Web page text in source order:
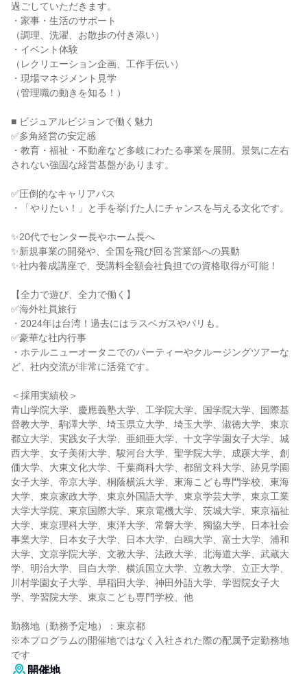
過ごしていただきます。
・家事・生活のサポート
（調理、洗濯、お散歩の付き添い）
・イベント体験
（レクリエーション企画、工作手伝い）
・現場マネジメント見学
（管理職の動きを知る！）
■ ビジュアルビジョンで働く魅力
✅多角経営の安定感
・教育・福祉・不動産など多岐にわたる事業を展開。景気に左右
されない強固な経営基盤があります。
✅圧倒的なキャリアパス
・「やりたい！」と手を挙げた人にチャンスを与える文化です。
✨20代でセンター長やホーム長へ
✨新規事業の開発や、全国を飛び回る営業部への異動
✨社内養成講座で、受講料全額会社負担での資格取得が可能！
【全力で遊び、全力で働く】
✅海外社員旅行
・2024年は台湾！過去にはラスベガスやパリも。
✅豪華な社内行事
・ホテルニューオータニでのパーティーやクルージングツアーな
ど、社内交流が非常に活発です。
＜採用実績校＞
青山学院大学、慶應義塾大学、工学院大学、国学院大学、国際基
督教大学、駒澤大学、埼玉県立大学、埼玉大学、淑徳大学、東京
都立大学、実践女子大学、亜細亜大学、十文字学園女子大学、城
西大学、女子美術大学、駿河台大学、聖学院大学、成蹊大学、創
価大学、大東文化大学、千葉商科大学、都留文科大学、跡見学園
女子大学、帝京大学、桐蔭横浜大学、東海こども専門学校、東海
大学、東京家政大学、東京外国語大学、東京学芸大学、東京工業
大学大学院、東京国際大学、東京電機大学、茨城大学、東京福祉
大学、東京理科大学、東洋大学、常磐大学、獨協大学、日本社会
事業大学、日本女子大学、日本大学、白鴎大学、富士大学、浦和
大学、文京学院大学、文教大学、法政大学、北海道大学、武蔵大
学、明治大学、目白大学、横浜国立大学、立教大学、立正大学、
川村学園女子大学、早稲田大学、神田外語大学、学習院女子大
学、学習院大学、東京こども専門学校、他
勤務地（勤務予定地）：東京都
※本プログラムの開催地ではなく入社された際の配属予定勤務地
です
開催地